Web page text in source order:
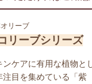
リーブ
リーブシリーズ
ンケアに有用な植物と
注目を集めている「紫